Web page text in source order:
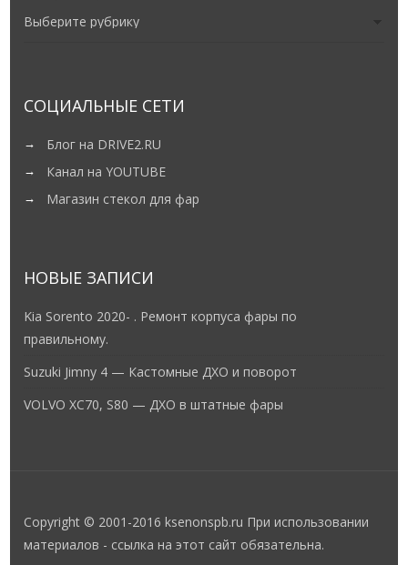
СОЦИАЛЬНЫЕ СЕТИ
Блог на DRIVE2.RU
Канал на YOUTUBE
Магазин стекол для фар
НОВЫЕ ЗАПИСИ
Kia Sorento 2020- . Ремонт корпуса фары по
правильному.
Suzuki Jimny 4 — Кастомные ДХО и поворот
VOLVO XC70, S80 — ДХО в штатные фары
Copyright © 2001-2016 ksenonspb.ru При использовании
материалов - ссылка на этот сайт обязательна.